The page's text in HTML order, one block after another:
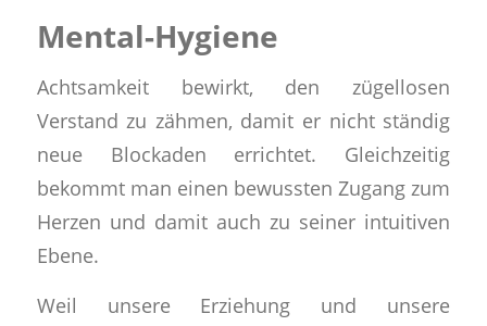
Mental-Hygiene
Achtsamkeitbewirkt, den zügellosen
Verstand zu zähmen, damit er nicht ständig
neue Blockaden errichtet. Gleichzeitig
bekommt man einen bewussten Zugang zum
Herzen und damit auch zu seiner intuitiven
Ebene.
Weil unsere Erziehung und unsere